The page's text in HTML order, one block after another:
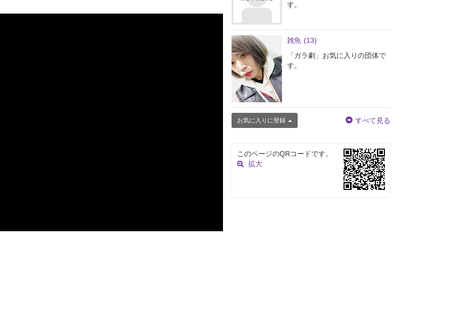
す。
雑魚 (13)
「ガラ劇」お気に入りの団体で
す。
お気に入りに登録 すべて見る
このページのQRコードです。
拡大